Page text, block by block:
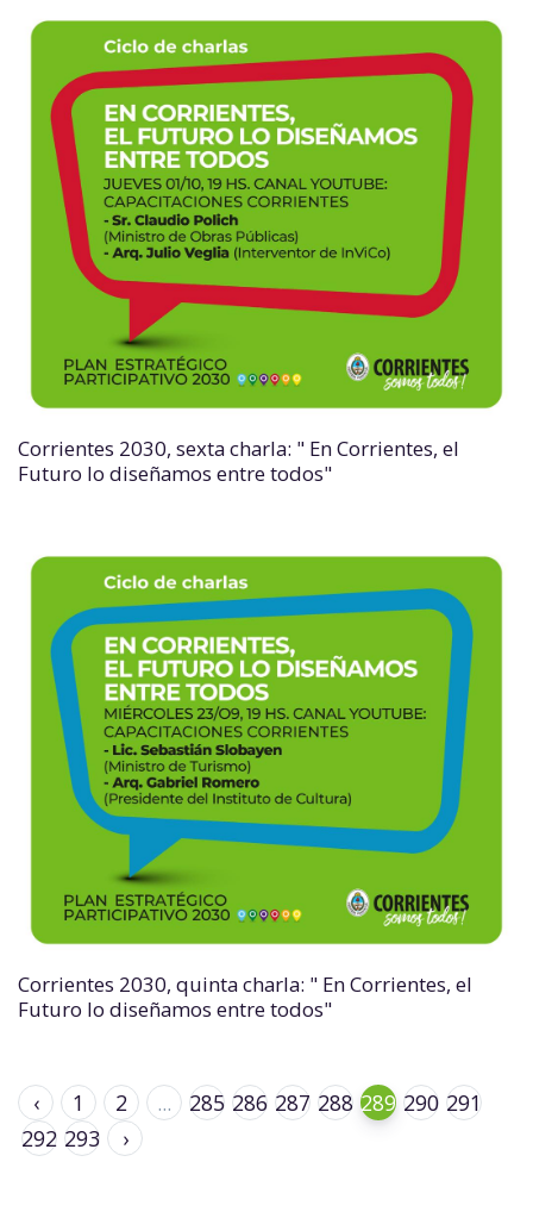
Corrientes 2030, sexta charla: " En Corrientes, el
Futuro lo diseñamos entre todos"
Corrientes 2030, quinta charla: " En Corrientes, el
Futuro lo diseñamos entre todos"
‹ 1 2 ... 285 286 287 288 289 290 291
292 293 ›